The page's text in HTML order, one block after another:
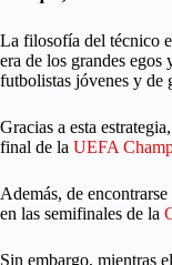
La filosofía del técnico
era de los grandes
futbolistas jóvenes y de
Gracias a esta
final de la UEFA
Además, de
en las semifinales de la
Sin embargo, mientras